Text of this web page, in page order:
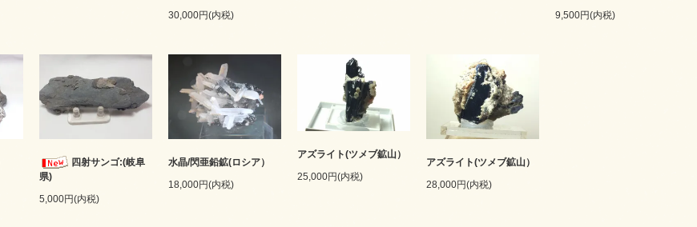
30,000円(内税)
9,500円(内税)
四射サンゴ:(岐阜
県)
5,000円(内税)
水晶/閃亜鉛鉱(ロシア）
18,000円(内税)
アズライト(ツメブ鉱山）
25,000円(内税)
アズライト(ツメブ鉱山）
28,000円(内税)